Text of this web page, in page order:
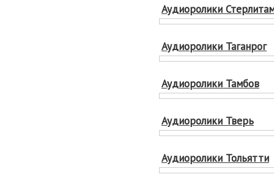
Аудиоролики
Аудиоролики Таганрог
Аудиоролики Тамбов
Аудиоролики Тверь
Аудиоролики Тольятти